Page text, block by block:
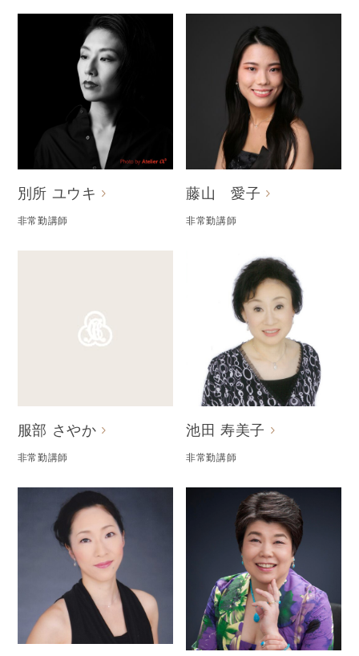
別所 ユウキ
非常勤講師
藤山 愛子
非常勤講師
服部 さやか
非常勤講師
池田 寿美子
非常勤講師